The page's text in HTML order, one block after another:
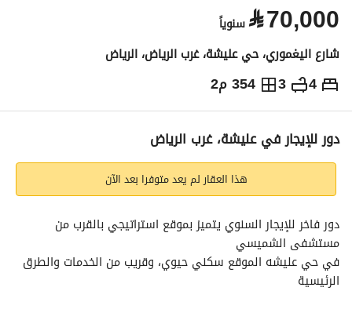
⃁70,000 سنوياً
شارع اليغموري، حي عليشة، غرب الرياض، الرياض
4
3 354 م2 ⃁
70,000سنوياً
الإعلان الاماكن القريبة
دور للإيجار في عليشة، غرب الرياض
هذا العقار لم يعد متوفرا بعد الآن
مستشفى الشميسي
الرئيسية